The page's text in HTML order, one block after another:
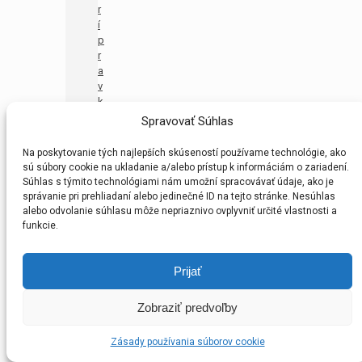
Spravovať Súhlas
Na poskytovanie tých najlepších skúseností používame technológie, ako
sú súbory cookie na ukladanie a/alebo prístup k informáciám o zariadení.
Súhlas s týmito technológiami nám umožní spracovávať údaje, ako je
správanie pri prehliadaní alebo jedinečné ID na tejto stránke. Nesúhlas
alebo odvolanie súhlasu môže nepriaznivo ovplyvniť určité vlastnosti a
funkcie.
Prijať
Zobraziť predvoľby
Zásady používania súborov cookie
r
í
p
r
a
v
k
1
1
–
M
A
R